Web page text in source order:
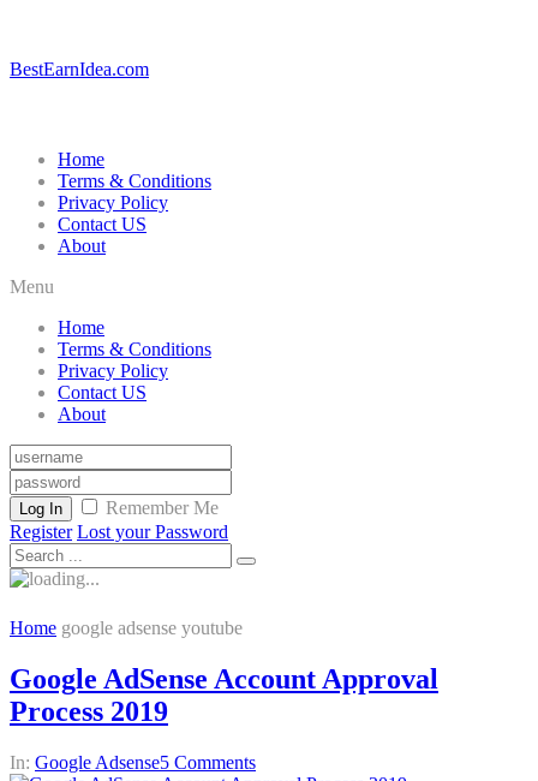
BestEarnIdea.com
Home
Terms & Conditions
Privacy Policy
Contact US
About
Menu
Home
Terms & Conditions
Privacy Policy
Contact US
About
Log In
Remember Me
Register Lost your Password
Home google adsense youtube
Google AdSense Account Approval
Process 2019
In: Google Adsense5 Comments